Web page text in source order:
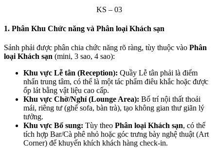
KS – 03
1. Phân Khu Chức năng và Phân loại Khách sạn
Sảnh phải được phân chia chức năng rõ ràng, tùy thuộc vào Phân
loại Khách sạn (mini, 3 sao, 4 sao):
Khu vực Lễ tân (Reception): Quầy Lễ tân phải là điểm
nhấn trung tâm, có thể là một tác phẩm điêu khắc hoặc được
ốp lát bằng vật liệu cao cấp.
Khu vực Chờ/Nghỉ (Lounge Area): Bố trí nội thất thoải
mái, riêng tư (ghế sofa, bàn trà), tạo không gian thư giãn lý
tưởng.
Khu vực Bổ sung: Tùy theo Phân loại Khách sạn, có thể
tích hợp Bar/Cà phê nhỏ hoặc góc trưng bày nghệ thuật (Art
Corner) để khuyến khích khách hàng check-in.